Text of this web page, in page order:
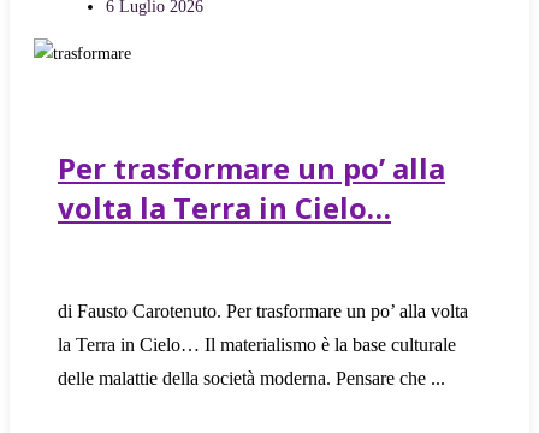
6 Luglio 2026
Per trasformare un po’ alla
volta la Terra in Cielo…
di Fausto Carotenuto. Per trasformare un po’ alla volta
la Terra in Cielo… Il materialismo è la base culturale
delle malattie della società moderna. Pensare che